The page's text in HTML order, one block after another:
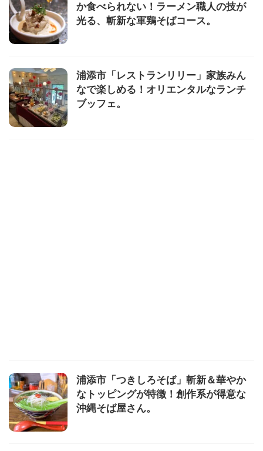
か食べられない！ラーメン職人の技が
光る、斬新な軍鶏そばコース。
浦添市「レストランリリー」家族みん
なで楽しめる！オリエンタルなランチ
ブッフェ。
浦添市「つきしろそば」斬新＆華やか
なトッピングが特徴！創作系が得意な
沖縄そば屋さん。